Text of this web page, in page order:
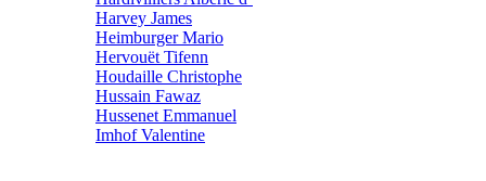
Harvey James
Heimburger Mario
Hervouët Tifenn
Houdaille Christophe
Hussain Fawaz
Hussenet Emmanuel
Imhof Valentine